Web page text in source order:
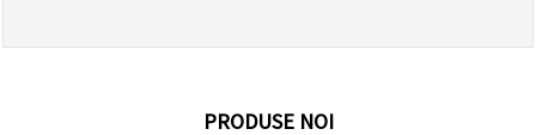
PRODUSE NOI